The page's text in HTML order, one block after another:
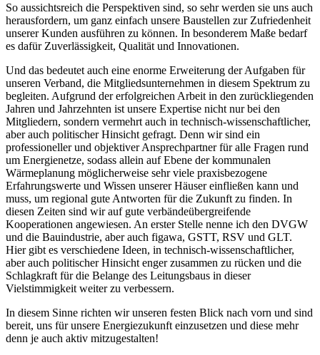
So aussichtsreich die Perspektiven sind, so sehr werden sie uns auch
herausfordern, um ganz einfach unsere Baustellen zur Zufriedenheit
unserer Kunden ausführen zu können. In besonderem Maße bedarf
es dafür Zuverlässigkeit, Qualität und Innovationen.
Und das bedeutet auch eine enorme Erweiterung der Aufgaben für
unseren Verband, die Mitgliedsunternehmen in diesem Spektrum zu
begleiten. Aufgrund der erfolgreichen Arbeit in den zurückliegenden
Jahren und Jahrzehnten ist unsere Expertise nicht nur bei den
Mitgliedern, sondern vermehrt auch in technisch-wissenschaftlicher,
aber auch politischer Hinsicht gefragt. Denn wir sind ein
professioneller und objektiver Ansprechpartner für alle Fragen rund
um Energienetze, sodass allein auf Ebene der kommunalen
Wärmeplanung möglicherweise sehr viele praxisbezogene
Erfahrungswerte und Wissen unserer Häuser einfließen kann und
muss, um regional gute Antworten für die Zukunft zu finden. In
diesen Zeiten sind wir auf gute verbändeübergreifende
Kooperationen angewiesen. An erster Stelle nenne ich den DVGW
und die Bauindustrie, aber auch figawa, GSTT, RSV und GLT.
Hier gibt es verschiedene Ideen, in technisch-wissenschaftlicher,
aber auch politischer Hinsicht enger zusammen zu rücken und die
Schlagkraft für die Belange des Leitungsbaus in dieser
Vielstimmigkeit weiter zu verbessern.
In diesem Sinne richten wir unseren festen Blick nach vorn und sind
bereit, uns für unsere Energiezukunft einzusetzen und diese mehr
denn je auch aktiv mitzugestalten!